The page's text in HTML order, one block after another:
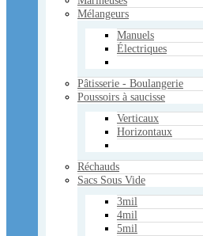
Accessoires
Services pour les supermarchés
Mélangeurs
Manuels
Électriques
Pâtisserie - Boulangerie
Poussoirs à saucisse
Verticaux
Horizontaux
Réchauds
Sacs Sous Vide
3mil
4mil
5mil